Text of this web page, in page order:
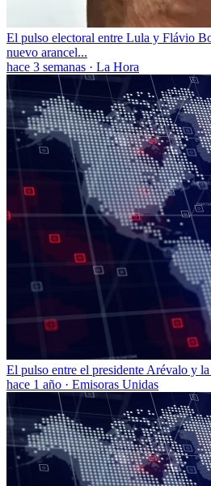
El pulso electoral entre Lula y Flávio
nuevo arancel...
hace 3 semanas · La Hora
El pulso entre el presidente Arévalo y
hace 1 año · Emisoras Unidas